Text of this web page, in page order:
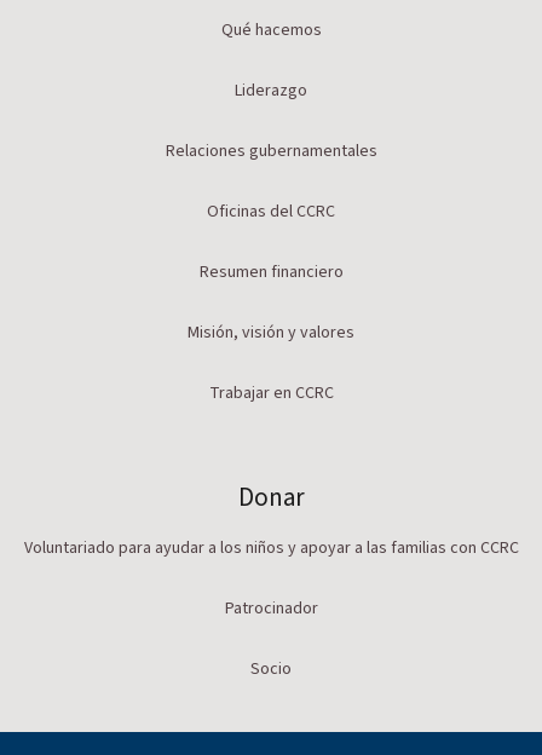
Qué hacemos
Liderazgo
Relaciones gubernamentales
Oficinas del CCRC
Resumen financiero
Misión, visión y valores
Trabajar en CCRC
Donar
Voluntariado para ayudar a los niños y apoyar a las familias con CCRC
Patrocinador
Socio